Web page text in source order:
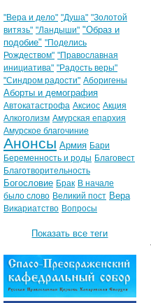
"Вера и дело" "Душа" "Золотой
витязь" "Ландыши" "Образ и
подобие" "Поделись
Рождеством" "Православная
инициатива" "Радость веры"
"Синдром радости" Аборигены
Аборты и демография
Автокатастрофа Аксиос Акция
Алкоголизм Амурская епархия
Амурское благочиние
Анонсы Армия Бари
Беременность и роды Благовест
Благотворительность
Богословие Брак В начале
было слово Великий пост Вера
Викариатство Вопросы
Показать все теги